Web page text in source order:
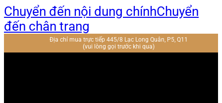
Chuyển đến nội dung chínhChuyển
đến chân trang
Địa chỉ mua trực tiếp 445/8 Lạc Long Quân, P5, Q11
(vui lòng gọi trước khi qua)